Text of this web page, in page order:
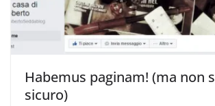
Habemus paginam! (ma non
sicuro)